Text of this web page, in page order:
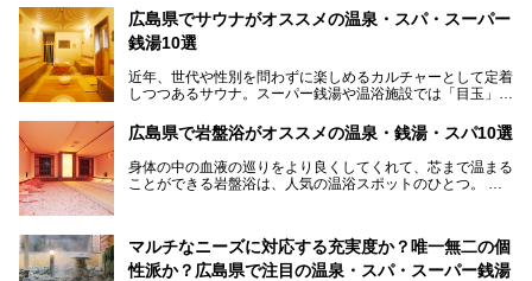
銭湯をご紹介します。
あの夏のヒロシマを生きた主人公すずさんの笑顔が、今もど
こかに輝きつづけていることをふと思い浮かべます。
そんな映画の舞台となった広島県呉市を中心に、広島のおす
広島県でサウナがオススメの温泉・スパ・スーパー
銭湯10選
近年、世代や性別を問わずに楽しめるカルチャーとして定着
しつつあるサウナ。スーパー銭湯や温浴施設では「目玉」と
わりと身体の内部を温めて発汗を促すサウナは、リフレッシ
ュ効果はもちろん、代謝が高まり健康や美容にも良い影響が
期待されます。今回はそんなサウナにこだわった、広島県内
のオススメ温泉・銭湯・スパ10ヶ所を紹介させていただき
ます。
広島県で岩盤浴がオススメの温泉・銭湯・スパ10選
身体の中の血液の巡りをより良くしてくれて、芯まで温まる
ことができる岩盤浴は、人気の温浴スポットのひとつ。
る、広島県でオススメの温泉・銭湯・スパをご紹介していき
ます！
マルチなニーズに対応する充実度か？唯一無二の個
性派か？広島県で注目の温泉・スパ・スーパー銭湯